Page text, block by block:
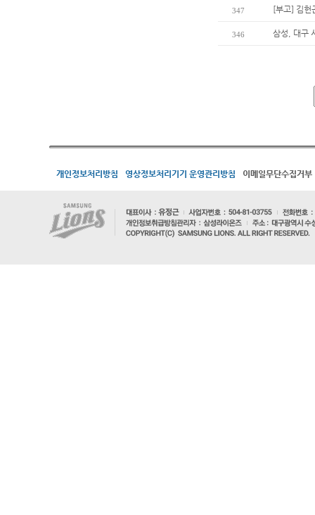
347 [부고] 김헌
346 삼성, 대구
개인정보처리방침 영상정보처리기기 운영관리방침 이메일무단수집거부